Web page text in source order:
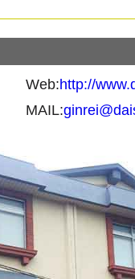
Web:http://
MAIL: